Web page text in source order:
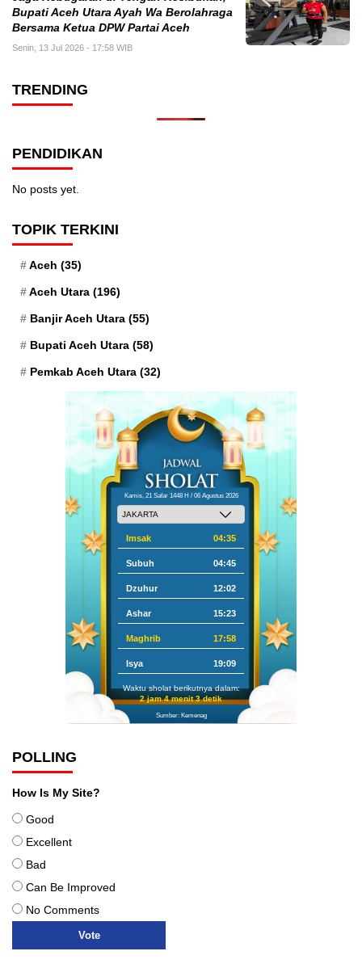
Bupati Aceh Utara Ayah Wa Berolahraga
Bersama Ketua DPW Partai Aceh
Senin, 13 Jul 2026 - 17:58 WIB
TRENDING
PENDIDIKAN
No posts yet.
TOPIK TERKINI
Aceh (35)
Aceh Utara (196)
Banjir Aceh Utara (55)
Bupati Aceh Utara (58)
Pemkab Aceh Utara (32)
Kamis, 21 Safar 1448 H / 06 Agustus 2026
Imsak 04:35
Subuh 04:45
Dzuhur 12:02
Ashar 15:23
Maghrib 17:58
Isya 19:09
Waktu sholat berikutnya dalam:
2 jam 4 menit 2 detik
Sumber: Kemenag
POLLING
How Is My Site?
Good
Excellent
Bad
Can Be Improved
No Comments